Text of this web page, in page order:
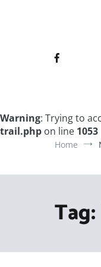
Warning: Trying to
trail.php on line 1053
Home
Tag: